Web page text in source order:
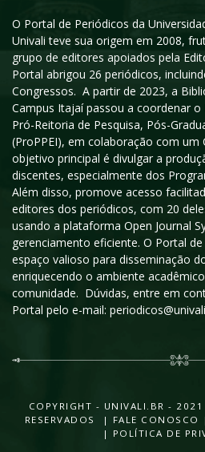
O Portal de Periódicos da
Univali teve sua origem em 2008,
grupo de editores apoiados pela
Portal abrigou 26 periódicos,
Congressos. A partir de 2023, a
Campus Itajaí passou a coordenar
Pró-Reitoria de Pesquisa, Pós-
(ProPPEI), em colaboração com um
objetivo principal é divulgar a
discentes, especialmente dos
Além disso, promove acesso
editores dos periódicos, com 20
usando a plataforma Open Journal
gerenciamento eficiente. O Portal
espaço valioso para disseminação
enriquecendo o ambiente
comunidade. Dúvidas, entre em
Portal pelo e-mail:
COPYRIGHT - UNIVALI.BR -
RESERVADOS |
FALE CONOSCO
| POLÍTICA DE